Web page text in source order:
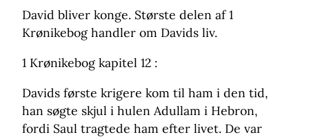
David bliver konge. Største delen af 1
Krønikebog handler om Davids liv.
1 Krønikebog kapitel 12 :
Davids første krigere kom til ham i den tid,
han søgte skjul i hulen Adullam i Hebron,
fordi Saul tragtede ham efter livet. De var